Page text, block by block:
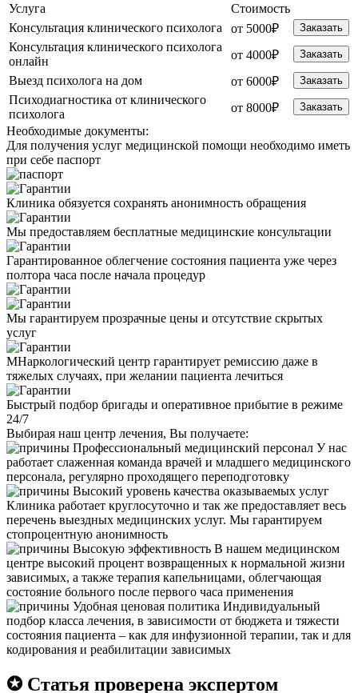
Услуга
Стоимость
Консультация клинического психолога
от 5000₽ Заказать
Консультация клинического психолога
онлайн
от 4000₽ Заказать
Выезд психолога на дом от 6000₽ Заказать
Психодиагностика от клинического
психолога
от 8000₽ Заказать
Необходимые документы:
Для получения услуг медицинской помощи необходимо иметь
при себе паспорт
Клиника обязуется сохранять анонимность обращения
Мы предоставляем бесплатные медицинские консультации
Гарантированное облегчение состояния пациента уже через
полтора часа после начала процедур
Мы гарантируем прозрачные цены и отсутствие скрытых
услуг
МНаркологический центр гарантирует ремиссию даже в
тяжелых случаях, при желании пациента лечиться
Быстрый подбор бригады и оперативное прибытие в режиме
24/7
Выбирая наш центр лечения, Вы получаете:
Профессиональный медицинский персонал У нас
работает слаженная команда врачей и младшего медицинского
персонала, регулярно проходящего переподготовку
Высокий уровень качества оказываемых услуг
Клиника работает круглосуточно и так же предоставляет весь
перечень выездных медицинских услуг. Мы гарантируем
стопроцентную анонимность
Высокую эффективность В нашем медицинском
центре высокий процент возвращенных к нормальной жизни
зависимых, а также терапия капельницами, облегчающая
состояние больного после первого часа применения
Удобная ценовая политика Индивидуальный
подбор класса лечения, в зависимости от бюджета и тяжести
состояния пациента – как для инфузионной терапии, так и для
кодирования и реабилитации зависимых
✪ Статья проверена экспертом